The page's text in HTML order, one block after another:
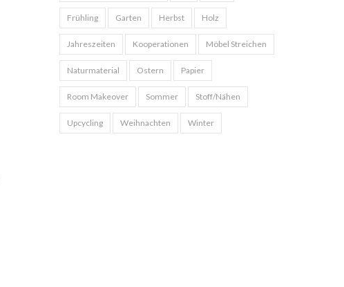
Frühling Garten Herbst Holz
Jahreszeiten Kooperationen Möbel Streichen
Naturmaterial Ostern Papier
Room Makeover Sommer Stoff/Nähen
Upcycling Weihnachten Winter